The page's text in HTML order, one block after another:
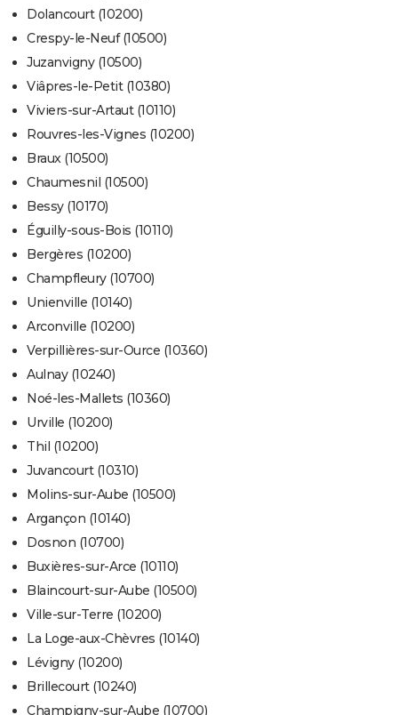
Dolancourt (10200)
Crespy-le-Neuf (10500)
Juzanvigny (10500)
Viâpres-le-Petit (10380)
Viviers-sur-Artaut (10110)
Rouvres-les-Vignes (10200)
Braux (10500)
Chaumesnil (10500)
Bessy (10170)
Éguilly-sous-Bois (10110)
Bergères (10200)
Champfleury (10700)
Unienville (10140)
Arconville (10200)
Verpillières-sur-Ource (10360)
Aulnay (10240)
Noé-les-Mallets (10360)
Urville (10200)
Thil (10200)
Juvancourt (10310)
Molins-sur-Aube (10500)
Argançon (10140)
Dosnon (10700)
Buxières-sur-Arce (10110)
Blaincourt-sur-Aube (10500)
Ville-sur-Terre (10200)
La Loge-aux-Chèvres (10140)
Lévigny (10200)
Brillecourt (10240)
Champigny-sur-Aube (10700)